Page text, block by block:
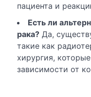
пациента и
Есть ли
рака? Да,
такие как
хирургия,
зависимости от